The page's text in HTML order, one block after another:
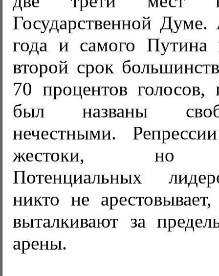
Государственной
года и самого Путина
второй срок
70 процентов
был названы
нечестными.
жестоки, но
Потенциальных
никто не
выталкивают за
арены.